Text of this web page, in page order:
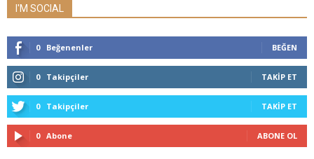
I'M SOCIAL
0 Beğenenler BEĞEN
0 Takipçiler TAKIP ET
0 Takipçiler TAKIP ET
0 Abone ABONE OL